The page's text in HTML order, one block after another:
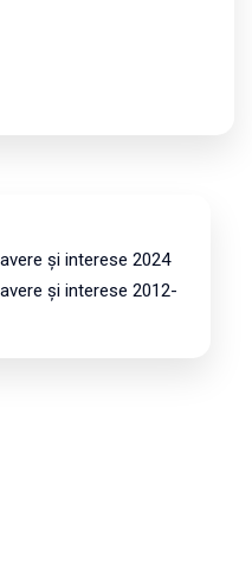
și interese 2024
și interese 2012-